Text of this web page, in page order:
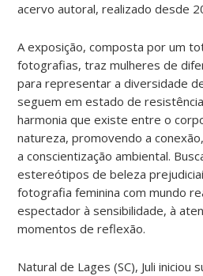
acervo autoral, realizado desde
A exposição, composta por um
fotografias, traz mulheres de
para representar a diversidade
seguem em estado de
harmonia que existe entre o
natureza, promovendo a
a conscientização ambiental.
estereótipos de beleza
fotografia feminina com mundo
espectador à sensibilidade, à
momentos de reflexão.
Natural de Lages (SC), Juli iniciou